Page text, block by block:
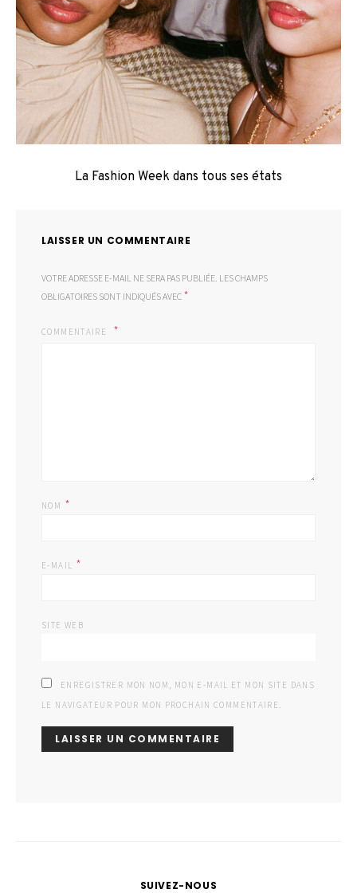
La Fashion Week dans tous ses états
LAISSER UN COMMENTAIRE
VOTRE ADRESSE E-MAIL NE SERA PAS PUBLIÉE. LES CHAMPS
OBLIGATOIRES SONT INDIQUÉS AVEC *
COMMENTAIRE
NOM *
E-MAIL *
SITE WEB
ENREGISTRER MON NOM, MON E-MAIL ET MON SITE DANS
LE NAVIGATEUR POUR MON PROCHAIN COMMENTAIRE.
SUIVEZ-NOUS